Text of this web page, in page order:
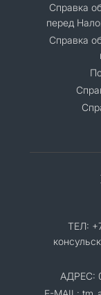
Справка
перед
Справка
ТЕЛ:
АДРЕС: